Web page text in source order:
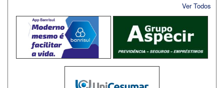
Ver Todos